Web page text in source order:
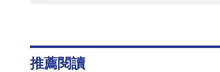
推薦閱讀